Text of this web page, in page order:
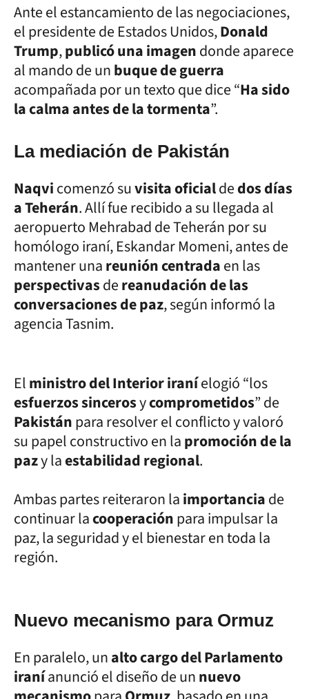
Ante el estancamiento de las negociaciones,
el presidente de Estados Unidos,Donald
Trump,publicó una imagendonde aparece
al mando de unbuque de guerra
acompañada por un texto que dice “Ha sido
la calma antes de la tormenta”.
La mediación de Pakistán
Naqvicomenzó suvisita oficialdedos días
a Teherán. Allí fue recibido a su llegada al
aeropuerto Mehrabad de Teherán por su
homólogo iraní, Eskandar Momeni, antes de
mantener unareunión centradaen las
perspectivasdereanudación de las
conversaciones de paz, según informó la
agencia Tasnim.
Elministro del Interior iraníelogió “los
esfuerzos sincerosycomprometidos” de
Pakistánpara resolver el conflicto y valoró
su papel constructivo en lapromoción de la
pazy laestabilidad regional.
Ambas partes reiteraron laimportanciade
continuar lacooperaciónpara impulsar la
paz, la seguridad y el bienestar en toda la
región.
Nuevo mecanismo para Ormuz
En paralelo, unalto cargo del Parlamento
iraníanunció el diseño de unnuevo